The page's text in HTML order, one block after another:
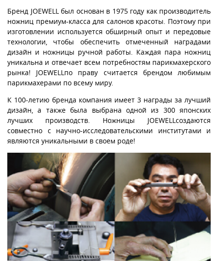
Бренд JOEWELL был основан в 1975 году как производитель
ножниц премиум-класса для салонов красоты. Поэтому при
изготовлении используется обширный опыт и передовые
технологии, чтобы обеспечить отмеченный наградами
дизайн и ножницы ручной работы. Каждая пара ножниц
уникальна и отвечает всем потребностям парикмахерского
рынка! JOEWELLпо праву считается брендом любимым
парикмахерами по всему миру.
К 100-летию бренда компания имеет 3 награды за лучший
дизайн, а также была выбрана одной из 300 японских
лучших производств. Ножницы JOEWELLсоздаются
совместно с научно-исследовательскими институтами и
являются уникальными в своем роде!